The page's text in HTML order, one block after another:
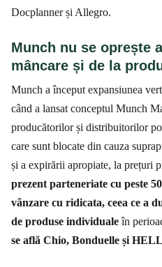
Docplanner și Allegro.
Munch nu se oprește
mâncare și de la
Munch a început expansiunea
când a lansat conceptul Munch
producătorilor și distribuitorilor
care sunt blocate din cauza
și a expirării apropiate, la prețuri
prezent parteneriate cu peste
vânzare cu ridicata, ceea ce a
de produse individualeîn
se află Chio, Bonduelle și